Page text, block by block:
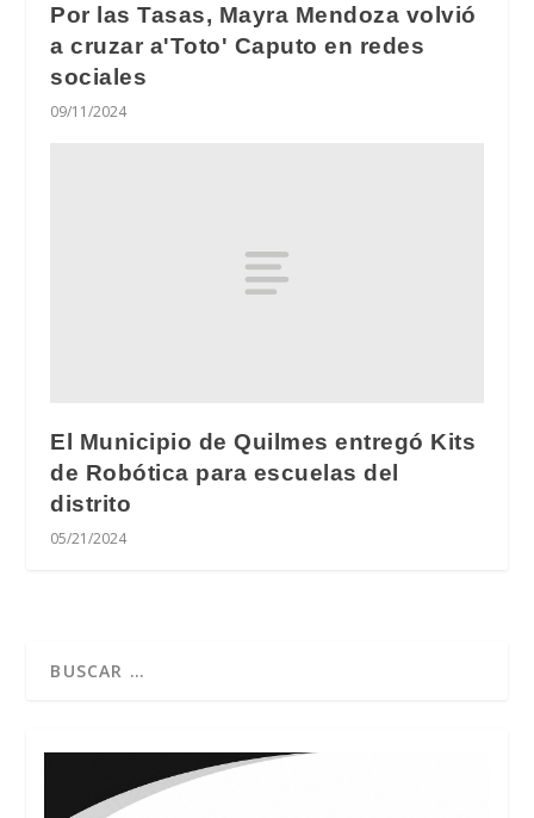
Por las Tasas, Mayra Mendoza volvió
a cruzar a'Toto' Caputo en redes
sociales
09/11/2024
El Municipio de Quilmes entregó Kits
de Robótica para escuelas del
distrito
05/21/2024